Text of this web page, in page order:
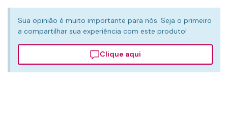
Sua opinião é muito importante para nós. Seja o primeiro
a compartilhar sua experiência com este produto!
Clique aqui